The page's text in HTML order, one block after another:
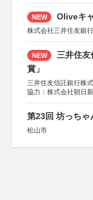
NEW Oliveキ
株式会社三井住友銀行
NEW
三井住
賞」
三井住友信託銀行株
協力：株式会社朝日
第23回 坊っちゃ
松山市